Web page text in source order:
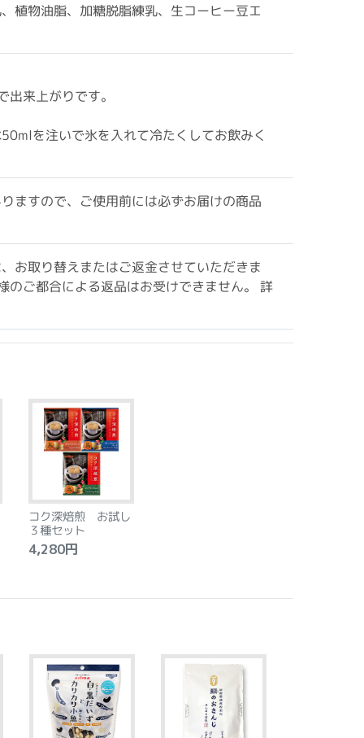
植物油脂、加糖脱脂練乳、生コーヒー豆エ
来上がりです。
を注いで氷を入れて冷たくしてお飲みく
ますので、ご使用前には必ずお届けの商品
お取り替えまたはご返金させていただきま
のご都合による返品はお受けできません。 詳
コク深焙煎 お試し
３種セット
4,280円